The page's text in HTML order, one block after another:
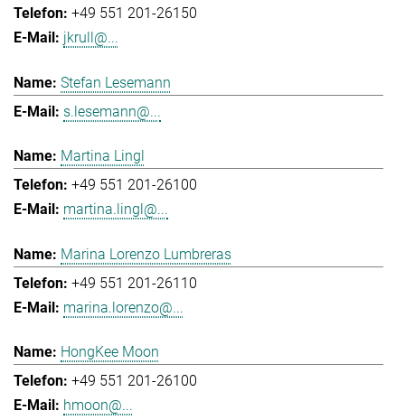
+49 551 201-26150
jkrull@...
Stefan Lesemann
s.lesemann@...
Martina Lingl
+49 551 201-26100
martina.lingl@...
Marina Lorenzo Lumbreras
+49 551 201-26110
marina.lorenzo@...
HongKee Moon
+49 551 201-26100
hmoon@...